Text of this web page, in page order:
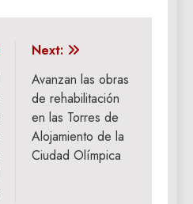
Next:
Avanzan las obras
de rehabilitación
en las Torres de
Alojamiento de la
Ciudad Olímpica